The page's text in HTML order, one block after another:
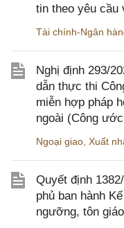
tin theo yêu cầu
Tài chính-Ngân
Nghị định 293/
dẫn thực thi
miễn hợp pháp
ngoài (Công
Ngoại giao Xuất
Quyết định
phủ ban hành
ngưỡng, tôn giáo